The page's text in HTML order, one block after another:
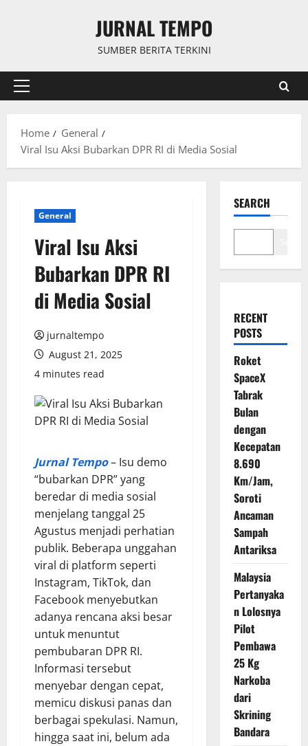
JURNAL TEMPO
SUMBER BERITA TERKINI
Primary
Home
General
Viral Isu Aksi Bubarkan DPR RI di Media Sosial
General
Viral Isu Aksi
Bubarkan DPR RI
di Media Sosial
jurnaltempo
August 21, 2025
4 minutes read
Jurnal Tempo– Isu demo
“bubarkan DPR” yang
beredar di media sosial
menjelang tanggal 25
Agustus menjadi perhatian
publik. Beberapa unggahan
viral di platform seperti
Instagram, TikTok, dan
Facebook menyebutkan
adanya rencana aksi besar
untuk menuntut
pembubaran DPR RI.
Informasi tersebut
menyebar dengan cepat,
memicu diskusi panas dan
berbagai spekulasi. Namun,
hingga saat ini, belum ada
SEARCH
RECENT
POSTS
Roket
SpaceX
Tabrak
Bulan
dengan
Kecepatan
8.690
Km/Jam,
Soroti
Ancaman
Sampah
Antariksa
Malaysia
Pertanyaka
n Lolosnya
Pilot
Pembawa
25 Kg
Narkoba
dari
Skrining
Bandara